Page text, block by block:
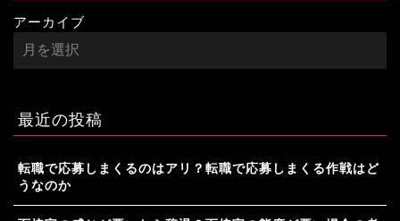
アーカイブ
最近の投稿
転職で応募しまくるのはアリ？転職で応募しまくる作戦はど
うなのか